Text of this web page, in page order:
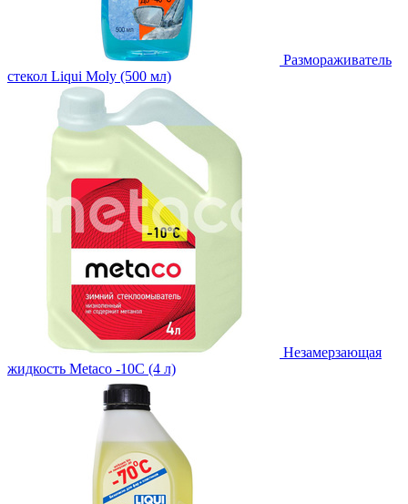
Размораживатель
стекол Liqui Moly (500 мл)
Незамерзающая
жидкость Metaco -10C (4 л)